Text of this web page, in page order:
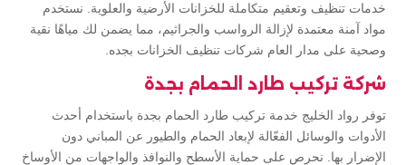
خدمات تنظيف وتعقيم متكاملة للخزانات الأرضية والعلوية. نستخدم
مواد آمنة معتمدة لإزالة الرواسب والجراثيم، مما يضمن لك مياهًا نقية
وصحية على مدار العام شركات تنظيف الخزانات بجده.
شركة تركيب طارد الحمام بجدة
توفر رواد الخليج خدمة تركيب طارد الحمام بجدة باستخدام أحدث
الأدوات والوسائل الفعّالة لإبعاد الحمام والطيور عن المباني دون
الإضرار بها. نحرص على حماية الأسطح والنوافذ والواجهات من الأوساخ